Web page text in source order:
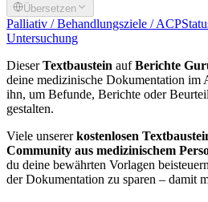
Übersetzen
Palliativ / Behandlungsziele / ACP
Untersuchung
DieserTextbaustein aufBerichte
deine medizinische Dokumentation im
ihn, um Befunde, Berichte oder
gestalten.
Viele unsererkostenlosen
Community aus medizinischem
du deine bewährten Vorlagen
der Dokumentation zu sparen – damit